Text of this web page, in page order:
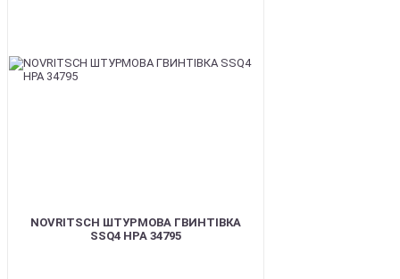
NOVRITSCH ШТУРМОВА ГВИНТІВКА
SSQ4 HPA 34795